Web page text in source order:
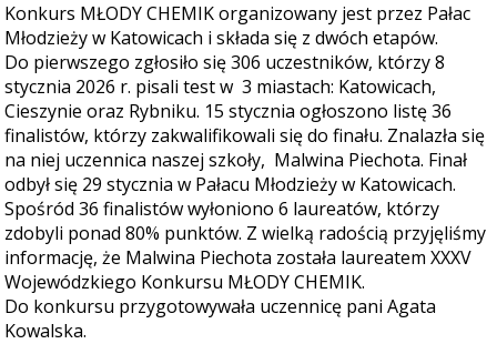
Konkurs MŁODY CHEMIK organizowany jest przez Pałac
Młodzieży w Katowicach i składa się z dwóch etapów.
Do pierwszego zgłosiło się 306 uczestników, którzy 8
stycznia 2026 r. pisali test w 3 miastach: Katowicach,
Cieszynie oraz Rybniku. 15 stycznia ogłoszono listę 36
finalistów, którzy zakwalifikowali się do finału. Znalazła się
na niej uczennica naszej szkoły, Malwina Piechota. Finał
odbył się 29 stycznia w Pałacu Młodzieży w Katowicach.
Spośród 36 finalistów wyłoniono 6 laureatów, którzy
zdobyli ponad 80% punktów. Z wielką radością przyjęliśmy
informację, że Malwina Piechota została laureatem XXXV
Wojewódzkiego Konkursu MŁODY CHEMIK.
Do konkursu przygotowywała uczennicę pani Agata
Kowalska.